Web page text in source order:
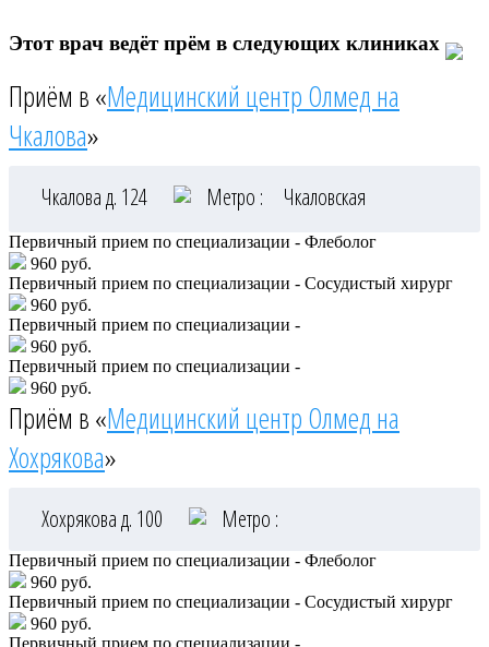
Этот врач ведёт прём в следующих клиниках
Приём в «Медицинский центр Олмед на
Чкалова»
Чкалова д. 124 Метро : Чкаловская
Первичный прием по специализации - Флеболог
960 руб.
Первичный прием по специализации - Сосудистый хирург
960 руб.
Первичный прием по специализации -
960 руб.
Первичный прием по специализации -
960 руб.
Приём в «Медицинский центр Олмед на
Хохрякова»
Хохрякова д. 100 Метро :
Первичный прием по специализации - Флеболог
960 руб.
Первичный прием по специализации - Сосудистый хирург
960 руб.
Первичный прием по специализации -